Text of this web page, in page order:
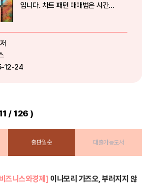
입니다. 차트 패턴 매매법은 시간과
리스크와의 싸움입니다. 투자자가
기다릴 수 있는가? 패턴을 예측하
고 매매를 하지만 소위 말하는 몰빵
의 유혹에서 벗어날 수 있는가? ...
/ 126 )
출판일순 대출가능도서
즈니스와경제] 이나모리 가즈오, 부러지지 않